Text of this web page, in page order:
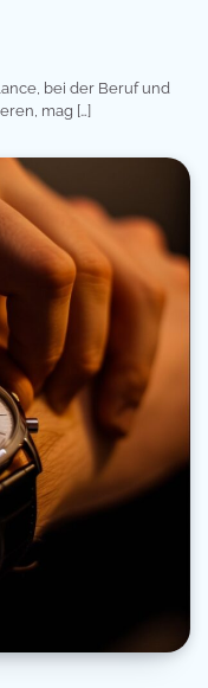
bei der Beruf und
mag […]